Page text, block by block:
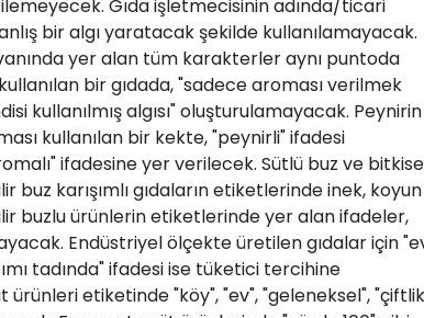
Gıda işletmecisinin adında/ticari
bir algı yaratacak şekilde kullanılamayacak.
yer alan tüm karakterler aynı puntoda
bir gıdada, "sadece aroması verilmek
kullanılmış algısı" oluşturulamayacak. Peynirin
kullanılan bir kekte, "peynirli" ifadesi
ifadesine yer verilecek. Sütlü buz ve
karışımlı gıdaların etiketlerinde inek, koyun
buzlu ürünlerin etiketlerinde yer alan ifadeler,
Endüstriyel ölçekte üretilen gıdalar için
tadında" ifadesi ise tüketici tercihine
ürünleri etiketinde "köy", "ev", "geleneksel",